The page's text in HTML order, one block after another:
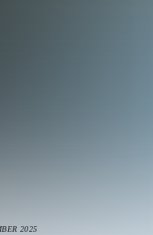
2025